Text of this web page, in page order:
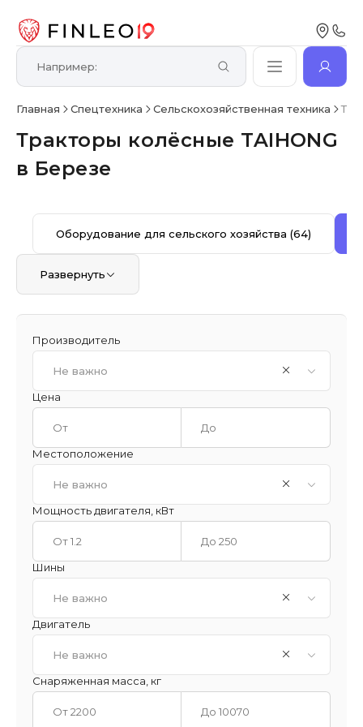
Главная Спецтехника Сельскохозяйственная техника
Тракторы колёсные TAIHONG
в Березе
Оборудование для сельского хозяйства(64)
Развернуть
Производитель
Не важно
Цена
Местоположение
Не важно
Мощность двигателя, кВт
Шины
Не важно
Двигатель
Не важно
Снаряженная масса, кг